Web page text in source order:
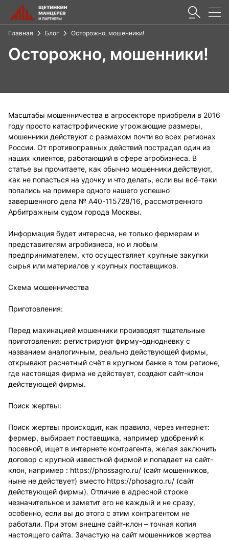
Главная Блог Осторожно, мошенники!
Осторожно, мошенники!
Масштабы мошенничества в агросекторе приобрели в 2016
году просто катастрофические угрожающие размеры,
мошенники действуют с размахом почти во всех регионах
России. От противоправных действий пострадал один из
наших клиентов, работающий в сфере агробизнеса. В
статье вы прочитаете, как обычно мошенники действуют,
как не попасться на удочку и что делать, если вы всё-таки
попались на примере одного нашего успешно
завершенного дела № А40-115728/16, рассмотренного
Арбитражным судом города Москвы.
Информация будет интересна, не только фермерам и
представителям агробизнеса, но и любым
предпринимателем, кто осуществляет крупные закупки
сырья или материалов у крупных поставщиков.
Схема мошенничества
Приготовления:
Перед махинацией мошенники производят тщательные
приготовления: регистрируют фирму-однодневку с
названием аналогичным, реально действующей фирмы,
открывают расчетный счёт в крупном банке в том регионе,
где настоящая фирма не действует, создают сайт-клон
действующей фирмы.
Поиск жертвы:
Поиск жертвы происходит, как правило, через интернет:
фермер, выбирает поставщика, например удобрений к
посевной, ищет в интернете контрагента, желая заключить
договор с крупной известной фирмой и попадает на сайт-
клон, например : https://phossagro.ru/ (сайт мошенников,
ныне не действует) вместо https://phosagro.ru/ (сайт
действующей фирмы). Отличие в адресной строке
незначительное и заметит его не каждый и не сразу,
особенно, если вы до этого с этим контрагентом не
работали. При этом внешне сайт-клон – точная копия
настоящего сайта. Зачастую на сайт мошенников жертва